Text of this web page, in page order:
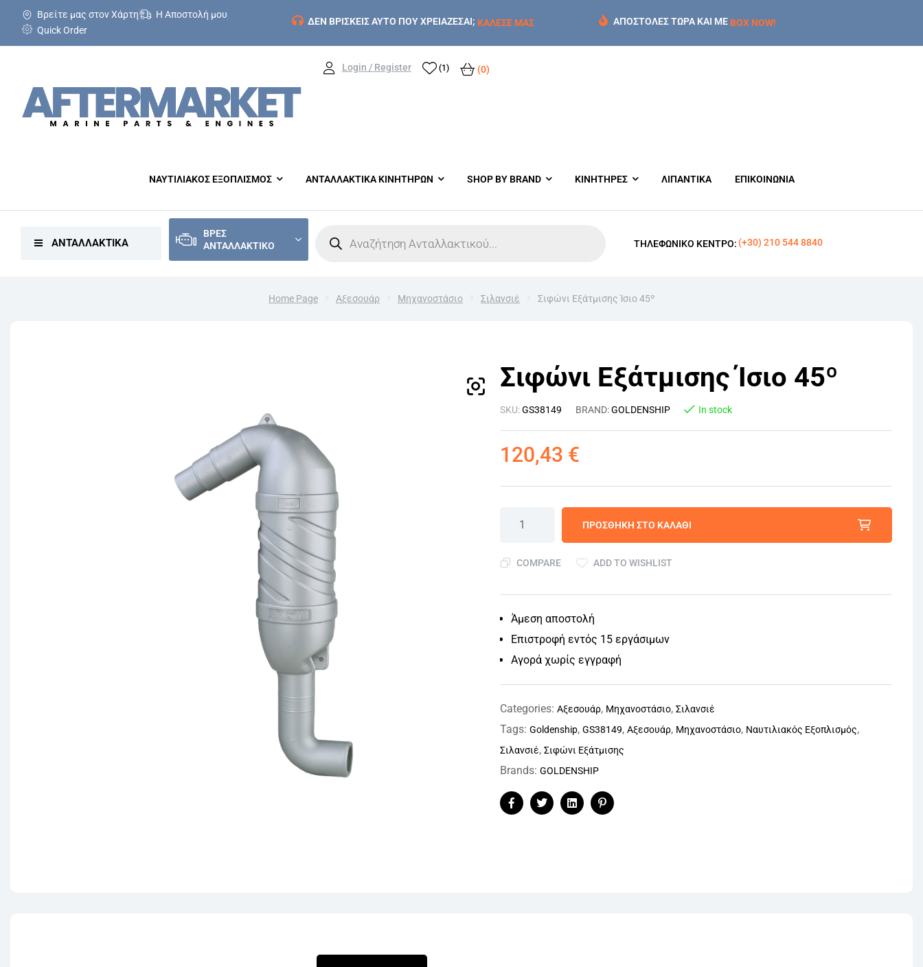
Βρείτε μας στον Χάρτη
Η Αποστολή μου
Quick Order
ΔΕΝ ΒΡΙΣΚΕΙΣ ΑΥΤΟ ΠΟΥ ΧΡΕΙΑΖΕΣΑΙ; ΚΑΛΕΣΕ ΜΑΣ ΑΠΟΣΤΟΛΕΣ ΤΩΡΑ ΚΑΙ ΜΕ BOX NOW!
ΝΑΥΤΙΛΙΑΚΟΣ ΕΞΟΠΛΙΣΜΟΣ ΑΝΤΑΛΛΑΚΤΙΚΑ ΚΙΝΗΤΗΡΩΝ SHOP BY BRAND ΚΙΝΗΤΗΡΕΣ ΛΙΠΑΝΤΙΚΑ ΕΠΙΚΟΙΝΩΝΙΑ
Login / Register (1) (0)
ΑΝΤΑΛΛΑΚΤΙΚΑ
ΒΡΕΣ
ΑΝΤΑΛΛΑΚΤΙΚΟ
ΤΗΛΕΦΩΝΙΚΌ ΚΈΝΤΡΟ: (+30) 210 544 8840
Home Page Αξεσουάρ Μηχανοστάσιο Σιλανσιέ Σιφώνι Εξάτμισης Ίσιο 45º
Σιφώνι Εξάτμισης Ίσιο 45º
SKU:GS38149 BRAND:GOLDENSHIP In stock
120,43 €
ΠΡΟΣΘΉΚΗ ΣΤΟ ΚΑΛΆΘΙ
COMPARE ADD TO WISHLIST
Άμεση αποστολή
Επιστροφή εντός 15 εργάσιμων
Αγορά χωρίς εγγραφή
Categories:Αξεσουάρ, Μηχανοστάσιο,Σιλανσιέ
Tags:Goldenship,GS38149,Αξεσουάρ, Μηχανοστάσιο, Ναυτιλιακός Εξοπλισμός,
Σιλανσιέ,Σιφώνι Εξάτμισης
Brands:GOLDENSHIP
FacebookTwitterLinkedinPinterest